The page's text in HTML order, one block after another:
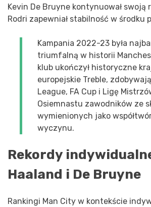
Kevin De Bruyne kontynuował swoją
Rodri zapewniał stabilność w środku
Kampania 2022-23 była
triumfalną w historii
klub ukończył historyczne
europejskie Treble,
League, FA Cup i Ligę
Osiemnastu zawodników ze
wymienionych jako
wyczynu.
Rekordy
Haaland i De Bruyne
Rankingi Man City w kontekście